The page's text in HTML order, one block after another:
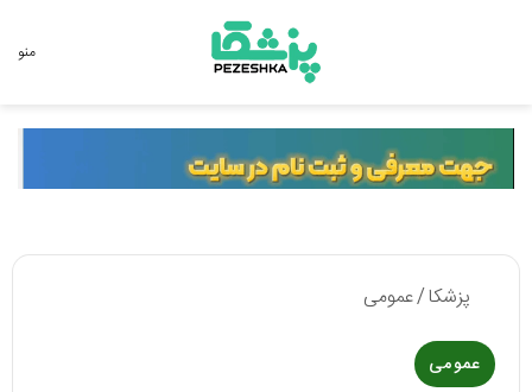
منو
پزشکا/عمومی
عمومی